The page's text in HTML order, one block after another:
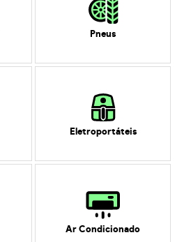
Pneus
Eletroportáteis
Ar Condicionado